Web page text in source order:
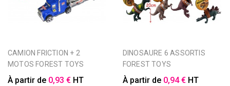
CAMION FRICTION + 2
MOTOS FOREST TOYS
À partir de 0,93 € HT
DINOSAURE 6 ASSORTIS
FOREST TOYS
À partir de 0,94 € HT